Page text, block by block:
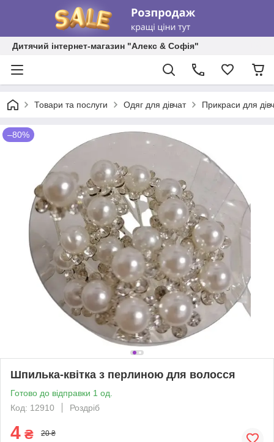
Дитячий інтернет-магазин "Алекс & Софія"
Товари та послуги Одяг для дівчат Прикраси для
–80%
Шпилька-квітка з перлиною для волосся
Готово до відправки 1 од.
Код: 12910
Роздріб
4 ₴ 20 ₴